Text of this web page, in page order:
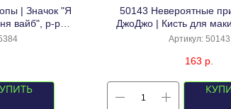
| Значок "Я
вайб", р-р
50143 Невероятные
ДжоДжо | Кисть для
Рохана Кишибе",
Артикул: 50143
163 р.